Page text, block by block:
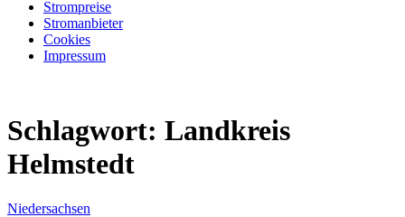
Strompreise
Stromanbieter
Cookies
Impressum
Schlagwort: Landkreis
Helmstedt
Niedersachsen